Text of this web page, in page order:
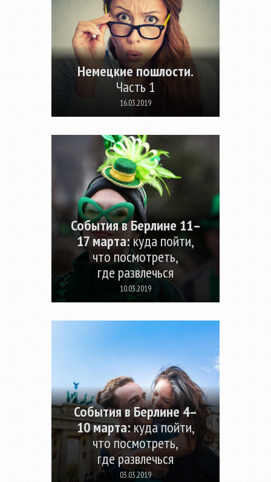
Немецкие пошлости.
Часть 1
16.03.2019
События в Берлине 11–
17 марта:куда пойти,
что посмотреть,
где развлечься
10.03.2019
События в Берлине 4–
10 марта:куда пойти,
что посмотреть,
где развлечься
03.03.2019